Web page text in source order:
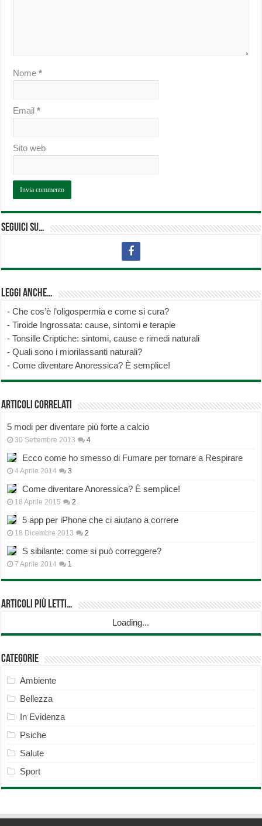
Nome*
Email*
Sito web
Seguici su…
Leggi anche…
-Che cos’è l’oligospermia e come si cura?
-Tiroide Ingrossata: cause, sintomi e terapie
-Tonsille Criptiche: sintomi, cause e rimedi naturali
-Quali sono i miorilassanti naturali?
-Come diventare Anoressica? È semplice!
Articoli correlati
5 modi per diventare più forte a calcio
30 Settembre 2013 4
Ecco come ho smesso di Fumare per tornare a Respirare
4 Aprile 2014 3
Come diventare Anoressica? È semplice!
18 Aprile 2015 2
5 app per iPhone che ci aiutano a correre
18 Dicembre 2013 2
S sibilante: come si può correggere?
7 Aprile 2014 1
Articoli più Letti…
Loading...
Categorie
Ambiente
Bellezza
In Evidenza
Psiche
Salute
Sport